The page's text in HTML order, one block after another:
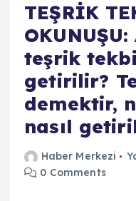
TEŞRİK
teşrik
getirilir?
demektir,
nasıl
Haber Merkezi
0 Comments